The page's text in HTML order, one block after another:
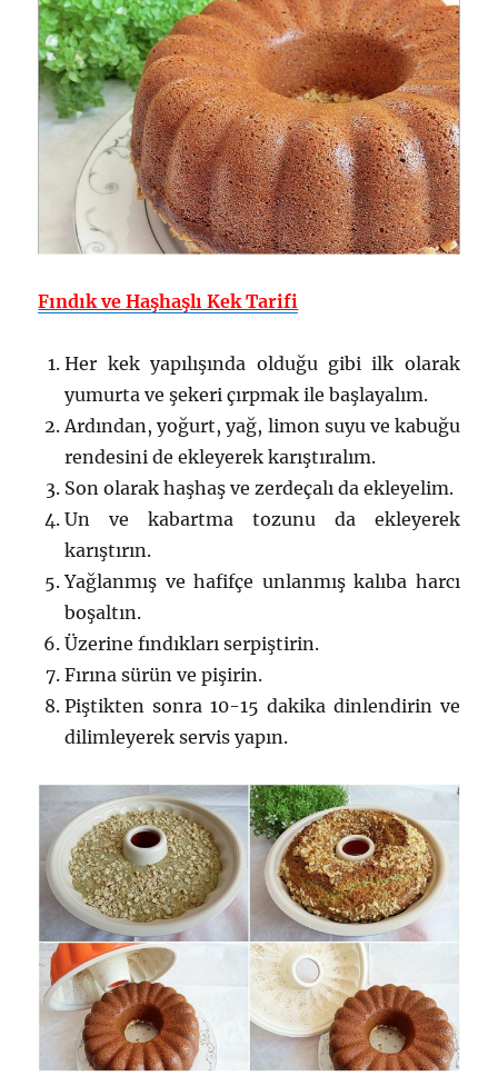
Fındık ve Haşhaşlı Kek Tarifi
Her kek yapılışında olduğu gibi ilk olarak
yumurta ve şekeri çırpmak ile başlayalım.
Ardından, yoğurt, yağ, limon suyu ve kabuğu
rendesini de ekleyerek karıştıralım.
Son olarak haşhaş ve zerdeçalı da ekleyelim.
Un ve kabartma tozunu da ekleyerek
karıştırın.
Yağlanmış ve hafifçe unlanmış kalıba harcı
boşaltın.
Üzerine fındıkları serpiştirin.
Fırına sürün ve pişirin.
Piştikten sonra 10-15 dakika dinlendirin ve
dilimleyerek servis yapın.